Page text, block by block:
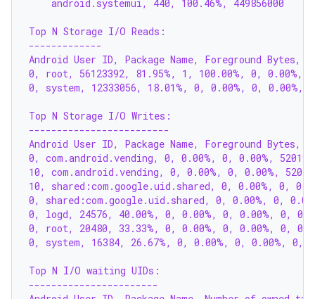
    android.systemui, 440, 100.46%, 449856000
Top N Storage I/O Reads:
-------------
Android User ID, Package Name, Foreground Bytes,
0, root, 56123392, 81.95%, 1, 100.00%, 0, 0.00%,
0, system, 12333056, 18.01%, 0, 0.00%, 0, 0.00%,
Top N Storage I/O Writes:
-------------------------
Android User ID, Package Name, Foreground Bytes,
0, com.android.vending, 0, 0.00%, 0, 0.00%,
10, com.android.vending, 0, 0.00%, 0, 0.00%,
10, shared:com.google.uid.shared, 0, 0.00%, 0,
0, shared:com.google.uid.shared, 0, 0.00%, 0,
0, logd, 24576, 40.00%, 0, 0.00%, 0, 0.00%, 0,
0, root, 20480, 33.33%, 0, 0.00%, 0, 0.00%, 0,
0, system, 16384, 26.67%, 0, 0.00%, 0, 0.00%, 0,
Top N I/O waiting UIDs:
-----------------------